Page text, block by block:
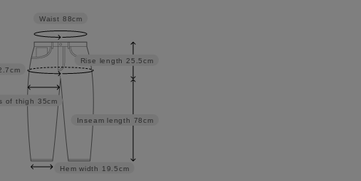
Inseam length 78cm
Rise length 25.5cm
Hem width 19.5cm
of thigh 35cm
Waist 88cm